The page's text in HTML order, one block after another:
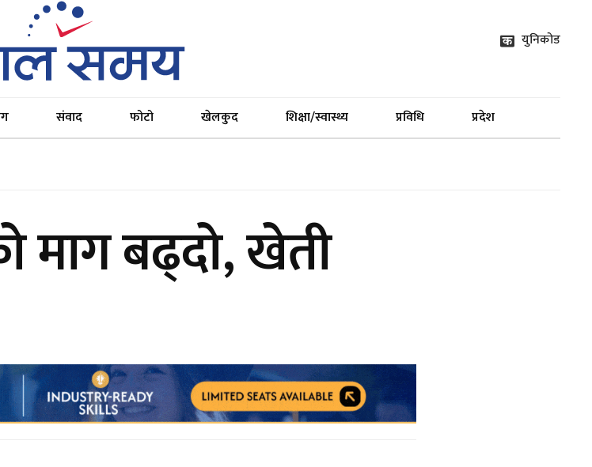
युनिकोड
संवाद फोटो खेलकुद शिक्षा/स्वास्थ्य प्रविधि प्रदेश
माग बढ्दो, खेती